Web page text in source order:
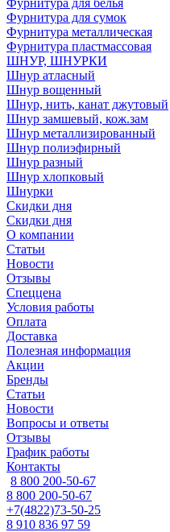
Фурнитура для белья
Фурнитура для сумок
Фурнитура металлическая
Фурнитура пластмассовая
ШНУР, ШНУРКИ
Шнур атласный
Шнур вощенный
Шнур, нить, канат джутовый
Шнур замшевый, кож.зам
Шнур металлизированный
Шнур полиэфирный
Шнур разный
Шнур хлопковый
Шнурки
Скидки дня
Скидки дня
О компании
Статьи
Новости
Отзывы
Спеццена
Условия работы
Оплата
Доставка
Полезная информация
Акции
Бренды
Статьи
Новости
Вопросы и ответы
Отзывы
График работы
Контакты
8 800 200-50-67
8 800 200-50-67
+7(4822)73-50-25
8 910 836 97 59